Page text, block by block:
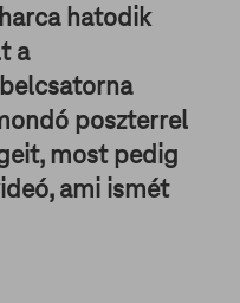
hatodik
a
poszterrel
most pedig
ami ismét